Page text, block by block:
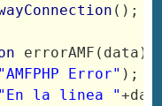
();
errorAMF(data)
"AMFPHP Error" );
"En la linea "